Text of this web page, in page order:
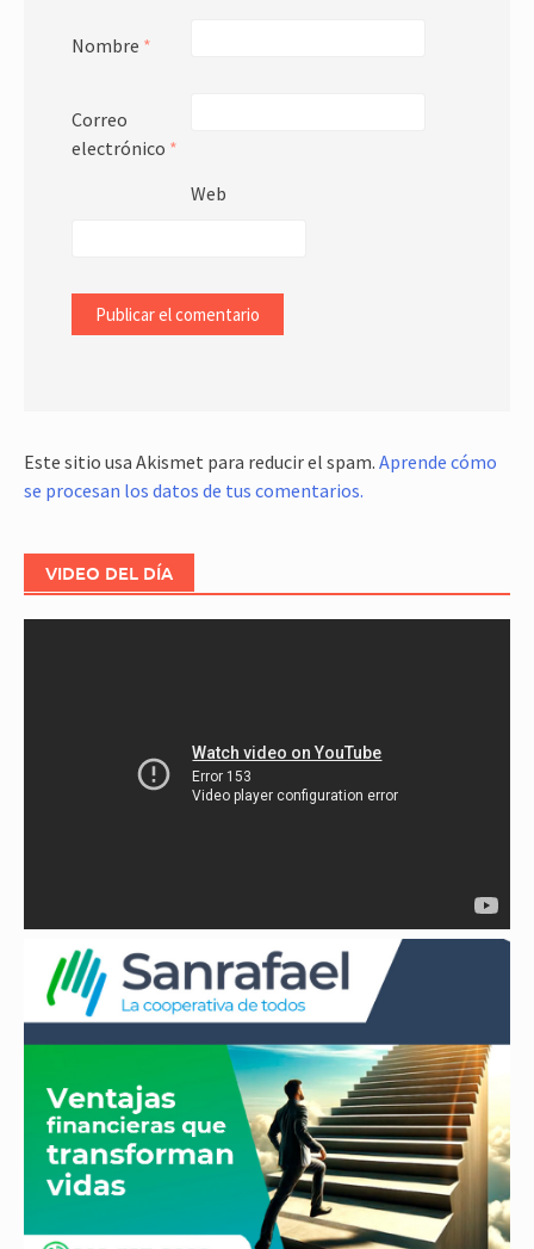
Nombre *
Correo
electrónico *
Web
Este sitio usa Akismet para reducir el spam. Aprende cómo
se procesan los datos de tus comentarios.
VIDEO DEL DÍA